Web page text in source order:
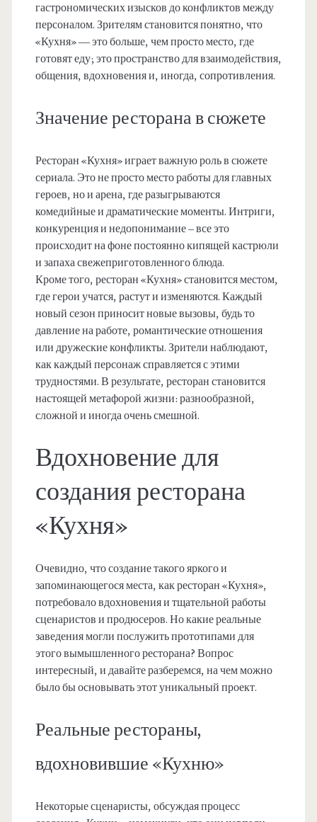
гастрономических изысков до конфликтов между
персоналом. Зрителям становится понятно, что
«Кухня» — это больше, чем просто место, где
готовят еду; это пространство для взаимодействия,
общения, вдохновения и, иногда, сопротивления.
Значение ресторана в сюжете
Ресторан «Кухня» играет важную роль в сюжете
сериала. Это не просто место работы для главных
героев, но и арена, где разыгрываются
комедийные и драматические моменты. Интриги,
конкуренция и недопонимание – все это
происходит на фоне постоянно кипящей кастрюли
и запаха свежеприготовленного блюда.
Кроме того, ресторан «Кухня» становится местом,
где герои учатся, растут и изменяются. Каждый
новый сезон приносит новые вызовы, будь то
давление на работе, романтические отношения
или дружеские конфликты. Зрители наблюдают,
как каждый персонаж справляется с этими
трудностями. В результате, ресторан становится
настоящей метафорой жизни: разнообразной,
сложной и иногда очень смешной.
Вдохновение для
создания ресторана
«Кухня»
Очевидно, что создание такого яркого и
запоминающегося места, как ресторан «Кухня»,
потребовало вдохновения и тщательной работы
сценаристов и продюсеров. Но какие реальные
заведения могли послужить прототипами для
этого вымышленного ресторана? Вопрос
интересный, и давайте разберемся, на чем можно
было бы основывать этот уникальный проект.
Реальные рестораны,
вдохновившие «Кухню»
Некоторые сценаристы, обсуждая процесс